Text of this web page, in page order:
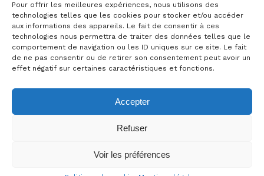
Pour offrir les meilleures expériences, nous utilisons des
technologies telles que les cookies pour stocker et/ou accéder
aux informations des appareils. Le fait de consentir à ces
technologies nous permettra de traiter des données telles que le
comportement de navigation ou les ID uniques sur ce site. Le fait
de ne pas consentir ou de retirer son consentement peut avoir un
effet négatif sur certaines caractéristiques et fonctions.
Accepter
Refuser
Voir les préférences
Mentions légales
Politique de cookies
Foire aux questions
© 2022 LA COLLINE AUX CHALETS. Tous droits
réservé